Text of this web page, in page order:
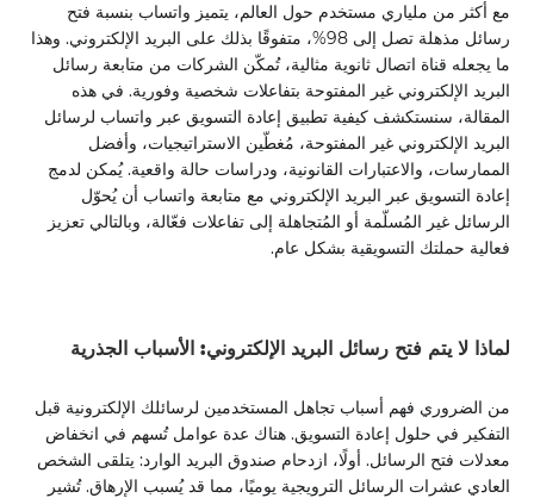
مع أكثر من ملياري مستخدم حول العالم، يتميز واتساب بنسبة فتح
رسائل مذهلة تصل إلى 98%، متفوقًا بذلك على البريد الإلكتروني. وهذا
ما يجعله قناة اتصال ثانوية مثالية، تُمكّن الشركات من متابعة رسائل
البريد الإلكتروني غير المفتوحة بتفاعلات شخصية وفورية. في هذه
المقالة، سنستكشف كيفية تطبيق إعادة التسويق عبر واتساب لرسائل
البريد الإلكتروني غير المفتوحة، مُغطّين الاستراتيجيات، وأفضل
الممارسات، والاعتبارات القانونية، ودراسات حالة واقعية. يُمكن لدمج
إعادة التسويق عبر البريد الإلكتروني مع متابعة واتساب أن يُحوّل
الرسائل غير المُسلّمة أو المُتجاهلة إلى تفاعلات فعّالة، وبالتالي تعزيز
فعالية حملتك التسويقية بشكل عام.
لماذا لا يتم فتح رسائل البريد الإلكتروني: الأسباب الجذرية
من الضروري فهم أسباب تجاهل المستخدمين لرسائلك الإلكترونية قبل
التفكير في حلول إعادة التسويق. هناك عدة عوامل تُسهم في انخفاض
معدلات فتح الرسائل. أولًا، ازدحام صندوق البريد الوارد: يتلقى الشخص
العادي عشرات الرسائل الترويجية يوميًا، مما قد يُسبب الإرهاق. تُشير